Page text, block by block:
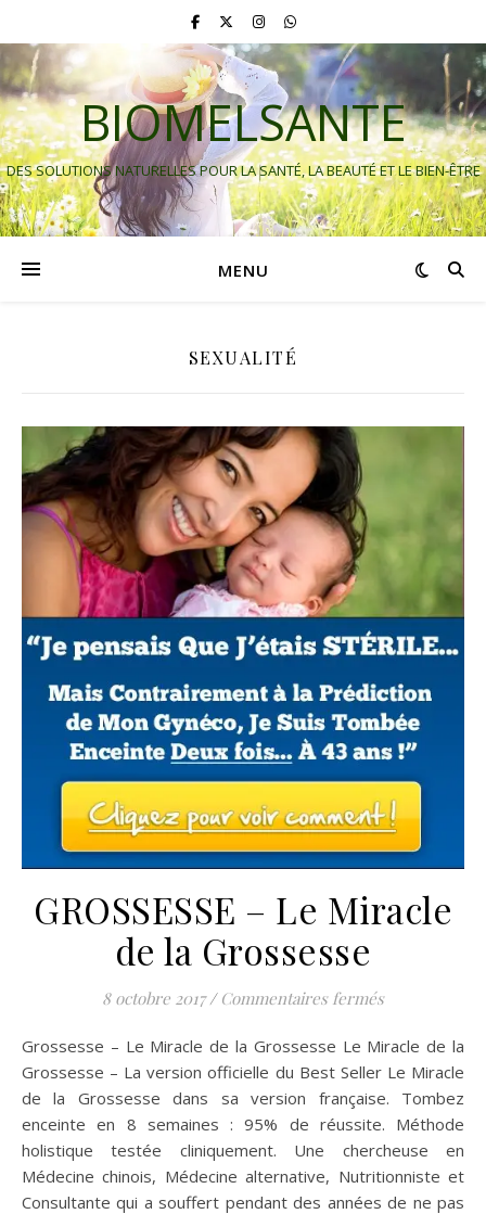
BIOMELSANTE
DES SOLUTIONS NATURELLES POUR LA SANTÉ, LA BEAUTÉ ET LE BIEN-ÊTRE
MENU
SEXUALITÉ
GROSSESSE – Le Miracle
de la Grossesse
8 octobre 2017 / Commentaires ferméssur
Grossesse – Le Miracle de la Grossesse Le Miracle de la
Grossesse – La version officielle du Best Seller Le Miracle
de la Grossesse dans sa version française. Tombez
enceinte en 8 semaines : 95% de réussite. Méthode
holistique testée cliniquement. Une chercheuse en
Médecine chinois, Médecine alternative, Nutritionniste et
Consultante qui a souffert pendant des années de ne pas